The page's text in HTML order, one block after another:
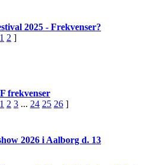
2025 - Frekvenser?
1 2 ]
frekvenser
1 2 3 ... 24 25 26 ]
2026 i Aalborg d. 13